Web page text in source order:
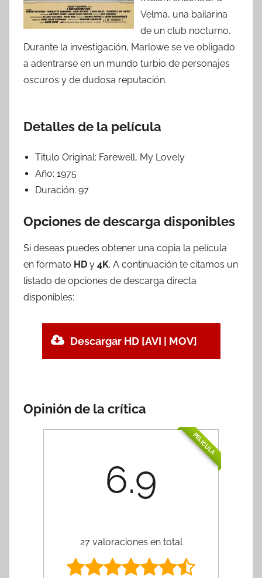
Velma, una bailarina
de un club nocturno.
Durante la investigación, Marlowe se ve obligado
a adentrarse en un mundo turbio de personajes
oscuros y de dudosa reputación.
Detalles de la película
Titulo Original: Farewell, My Lovely
Año: 1975
Duración: 97
Opciones de descarga disponibles
Si deseas puedes obtener una copia la película
en formato HD y 4K. A continuación te citamos un
listado de opciones de descarga directa
disponibles:
Descargar HD [AVI | MOV]
Opinión de la crítica
PELÍCULA
6.9
27 valoraciones en total